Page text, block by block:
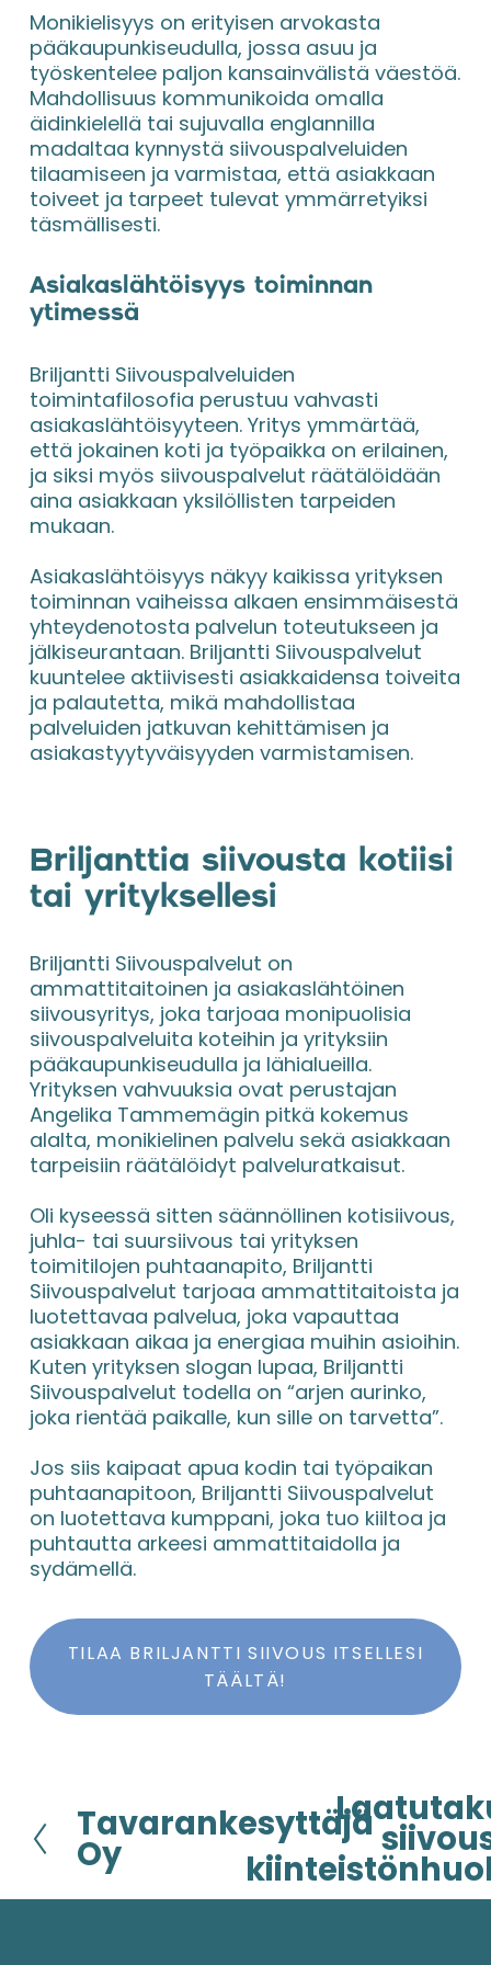
Monikielisyys on erityisen arvokasta
pääkaupunkiseudulla, jossa asuu ja
työskentelee paljon kansainvälistä väestöä.
Mahdollisuus kommunikoida omalla
äidinkielellä tai sujuvalla englannilla
madaltaa kynnystä siivouspalveluiden
tilaamiseen ja varmistaa, että asiakkaan
toiveet ja tarpeet tulevat ymmärretyiksi
täsmällisesti.
Asiakaslähtöisyys toiminnan
ytimessä
Briljantti Siivouspalveluiden
toimintafilosofia perustuu vahvasti
asiakaslähtöisyyteen. Yritys ymmärtää,
että jokainen koti ja työpaikka on erilainen,
ja siksi myös siivouspalvelut räätälöidään
aina asiakkaan yksilöllisten tarpeiden
mukaan.
Asiakaslähtöisyys näkyy kaikissa yrityksen
toiminnan vaiheissa alkaen ensimmäisestä
yhteydenotosta palvelun toteutukseen ja
jälkiseurantaan. Briljantti Siivouspalvelut
kuuntelee aktiivisesti asiakkaidensa toiveita
ja palautetta, mikä mahdollistaa
palveluiden jatkuvan kehittämisen ja
asiakastyytyväisyyden varmistamisen.
Briljanttia siivousta kotiisi
tai yrityksellesi
Briljantti Siivouspalvelut on
ammattitaitoinen ja asiakaslähtöinen
siivousyritys, joka tarjoaa monipuolisia
siivouspalveluita koteihin ja yrityksiin
pääkaupunkiseudulla ja lähialueilla.
Yrityksen vahvuuksia ovat perustajan
Angelika Tammemägin pitkä kokemus
alalta, monikielinen palvelu sekä asiakkaan
tarpeisiin räätälöidyt palveluratkaisut.
Oli kyseessä sitten säännöllinen kotisiivous,
juhla- tai suursiivous tai yrityksen
toimitilojen puhtaanapito, Briljantti
Siivouspalvelut tarjoaa ammattitaitoista ja
luotettavaa palvelua, joka vapauttaa
asiakkaan aikaa ja energiaa muihin asioihin.
Kuten yrityksen slogan lupaa, Briljantti
Siivouspalvelut todella on “arjen aurinko,
joka rientää paikalle, kun sille on tarvetta”.
Jos siis kaipaat apua kodin tai työpaikan
puhtaanapitoon, Briljantti Siivouspalvelut
on luotettava kumppani, joka tuo kiiltoa ja
puhtautta arkeesi ammattitaidolla ja
sydämellä.
TILAA BRILJANTTI SIIVOUS ITSELLESI
TÄÄLTÄ!
E
d
e
l
Tavarankesyttäjä
Oy
e
u
r
a